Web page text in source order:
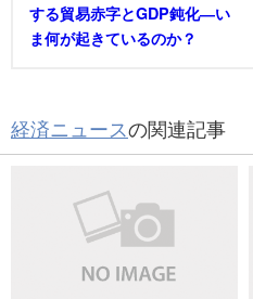
する貿易赤字とGDP鈍化―い
ま何が起きているのか？
経済ニュースの関連記事